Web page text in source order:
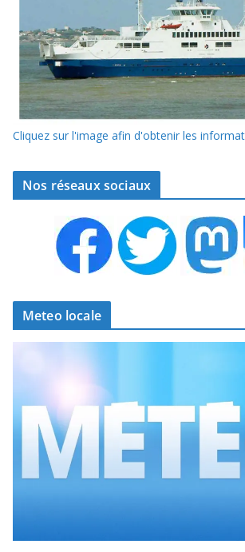
Cliquez sur l'image afin d'obtenir les
Nos réseaux sociaux
Meteo locale